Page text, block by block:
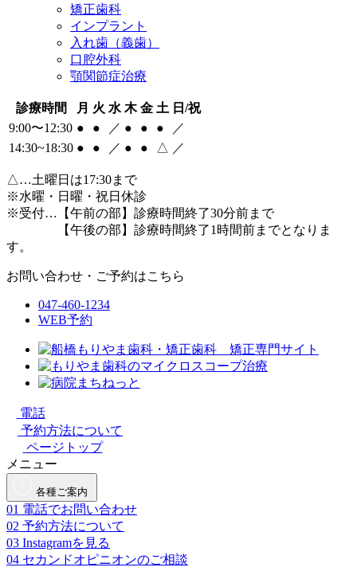
矯正歯科
インプラント
入れ歯（義歯）
口腔外科
顎関節症治療
診療時間 月 火 水 木 金 土 日/祝
9:00〜12:30 ● ● ／ ● ● ●
／
14:30~18:30 ● ● ／ ● ● △ ／
△…土曜日は17:30まで
※水曜・日曜・祝日休診
※受付…【午前の部】診療時間終了30分前まで
【午後の部】診療時間終了1時間前までとなりま
す。
お問い合わせ・ご予約はこちら
047-460-1234
WEB予約
電話
予約方法について
ページトップ
メニュー
各種ご案内
01 電話でお問い合わせ
02 予約方法について
03 Instagramを見る
04 セカンドオピニオンのご相談